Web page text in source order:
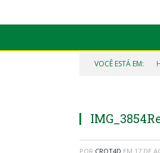
VOCÊ ESTÁ EM:
POR CROT4D EM 17 DE